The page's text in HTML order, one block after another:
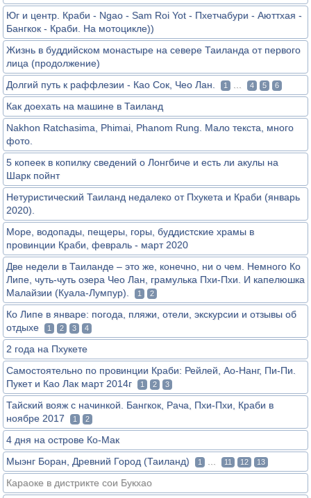
Юг и центр. Краби - Ngao - Sam Roi Yot - Пхетчабури - Аюттхая -
Бангкок - Краби. На мотоцикле))
Жизнь в буддийском монастыре на севере Таиланда от первого
лица (продолжение)
Долгий путь к раффлезии - Као Сок, Чео Лан.
1 4 5 6
Как доехать на машине в Таиланд
Nakhon Ratchasima, Phimai, Phanom Rung. Мало текста, много
фото.
5 копеек в копилку сведений о Лонгбиче и есть ли акулы на
Шарк пойнт
Нетуристический Таиланд недалеко от Пхукета и Краби (январь
2020).
Море, водопады, пещеры, горы, буддистские храмы в
провинции Краби, февраль - март 2020
Две недели в Таиланде – это же, конечно, ни о чем. Немного Ко
Липе, чуть-чуть озера Чео Лан, грамулька Пхи-Пхи. И капелюшка
Малайзии (Куала-Лумпур).
1 2
Ко Липе в январе: погода, пляжи, отели, экскурсии и отзывы об
отдыхе
1 2 3 4
2 года на Пхукете
Самостоятельно по провинции Краби: Рейлей, Ао-Нанг, Пи-Пи.
Пукет и Као Лак март 2014г
1 2 3
Тайский вояж с начинкой. Бангкок, Рача, Пхи-Пхи, Краби в
ноябре 2017
1 2
4 дня на острове Ко-Мак
Мыэнг Боран, Древний Город (Таиланд)
1 11 12 13
Караоке в дистрикте сои Букхао